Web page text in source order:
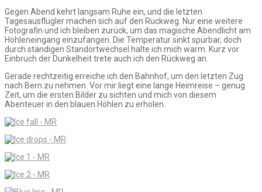
Gegen Abend kehrt langsam Ruhe ein, und die letzten
Tagesausflügler machen sich auf den Rückweg. Nur eine weitere
Fotografin und ich bleiben zurück, um das magische Abendlicht am
Höhleneingang einzufangen. Die Temperatur sinkt spürbar, doch
durch ständigen Standortwechsel halte ich mich warm. Kurz vor
Einbruch der Dunkelheit trete auch ich den Rückweg an.
Gerade rechtzeitig erreiche ich den Bahnhof, um den letzten Zug
nach Bern zu nehmen. Vor mir liegt eine lange Heimreise – genug
Zeit, um die ersten Bilder zu sichten und mich von diesem
Abenteuer in den blauen Höhlen zu erholen.